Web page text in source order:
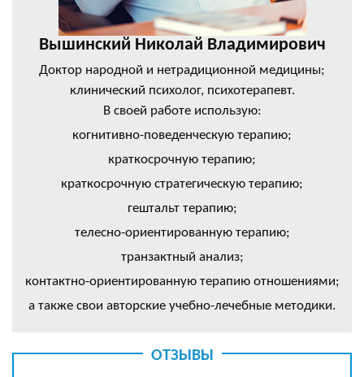
Вышинский Николай Владимирович
Доктор народной и нетрадиционной медицины;
клинический психолог, психотерапевт.
В своей работе использую:
когнитивно-поведенческую терапию;
краткосрочную терапию;
краткосрочную стратегическую терапию;
гештальт терапию;
телесно-ориентированную терапию;
транзактный анализ;
контактно-ориентированную терапию отношениями;
а также свои авторские учебно-лечебные методики.
ОТЗЫВЫ